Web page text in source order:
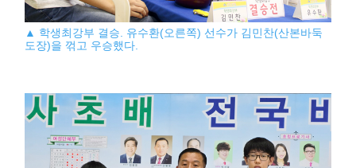
▲ 학생최강부 결승. 유수환(오른쪽) 선수가 김민찬(산본바둑
도장)을 꺾고 우승했다.